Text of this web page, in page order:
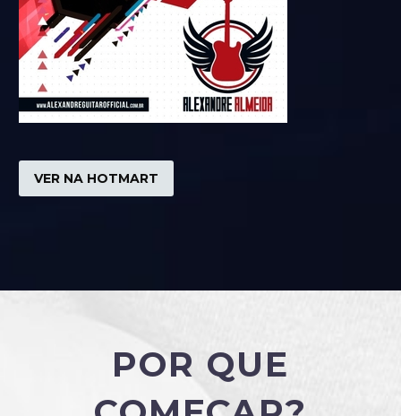
VER NA HOTMART
POR QUE